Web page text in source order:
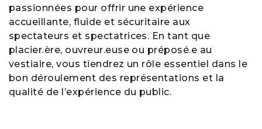
passionnées pour offrir une expérience
accueillante, fluide et sécuritaire aux
spectateurs et spectatrices. En tant que
placier.ère, ouvreur.euse ou préposé.e au
vestiaire, vous tiendrez un rôle essentiel dans le
bon déroulement des représentations et la
qualité de l’expérience du public.